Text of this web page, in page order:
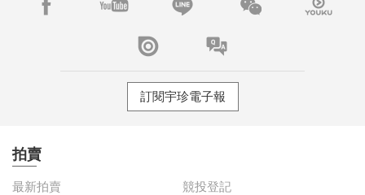
訂閱宇珍電子報
拍賣
最新拍賣 競投登記